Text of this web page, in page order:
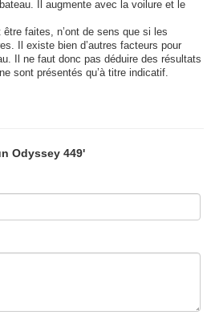
Il augmente avec la voilure et le
faites, n’ont de sens que si les
Il existe bien d’autres facteurs pour
Il ne faut donc pas déduire des résultats
sont présentés qu’à titre indicatif.
Odyssey 449'